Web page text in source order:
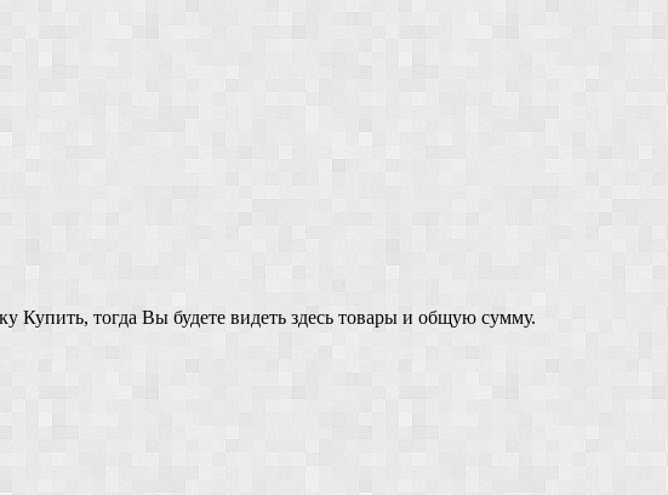
Купить, тогда Вы будете видеть здесь товары и общую сумму.